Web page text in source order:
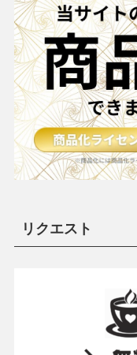
リクエスト